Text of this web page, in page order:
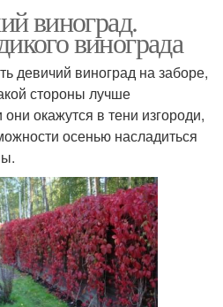
виноград.
винограда
девичий виноград на заборе,
стороны лучше
окажутся в тени изгороди,
осенью насладиться